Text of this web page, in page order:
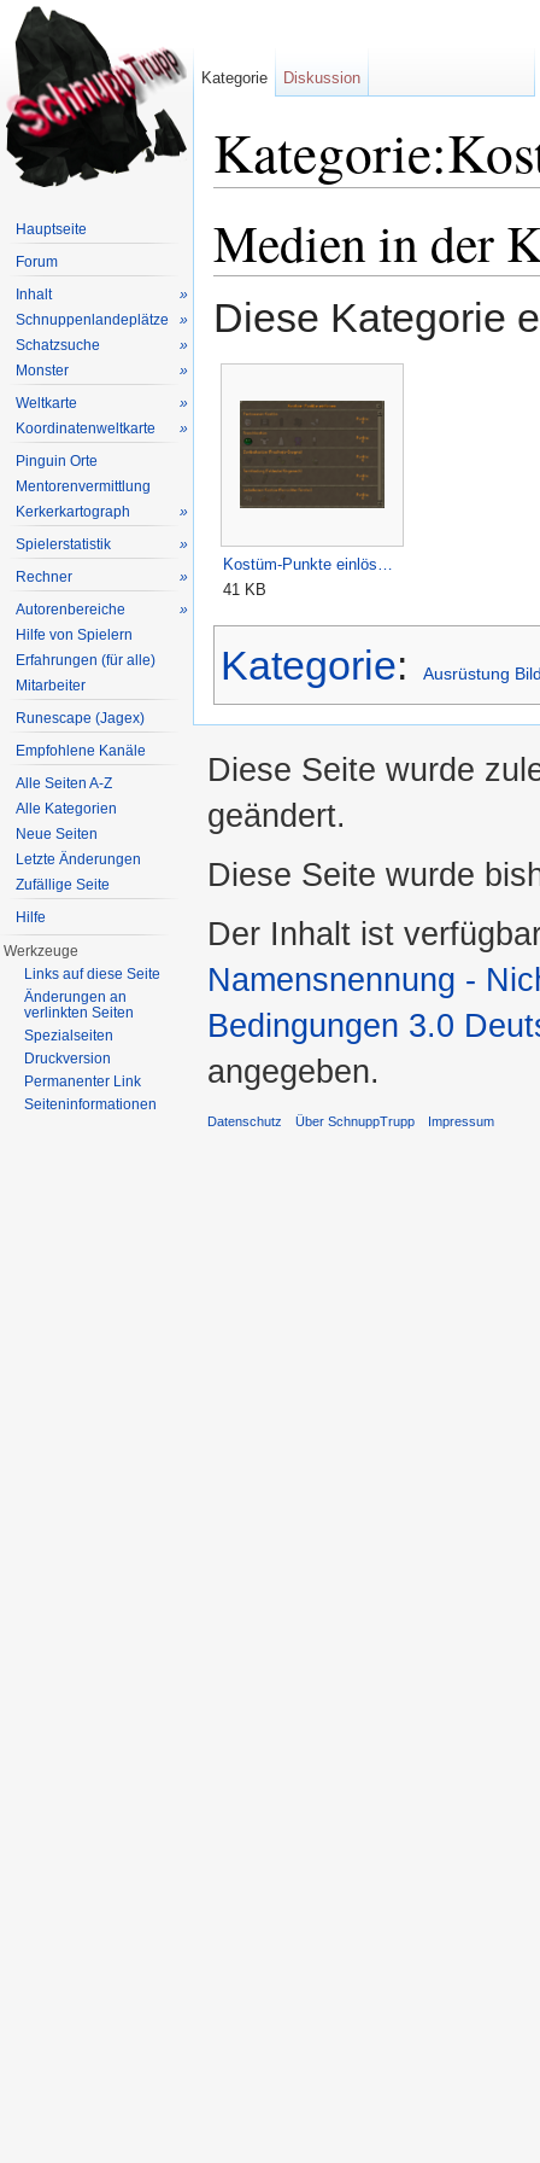
Medien in der
Diese Kategorie
Kostüm-Punkte einlös…
41 KB
Kategorie: Ausrüstung
Kategorie Diskussion
Hauptseite
Forum
Inhalt
»
Schnuppenlandeplätze
»
Schatzsuche
»
Monster
»
Weltkarte
»
Koordinatenweltkarte
»
Pinguin Orte
Mentorenvermittlung
Kerkerkartograph
»
Spielerstatistik
»
Rechner
»
Autorenbereiche
»
Hilfe von Spielern
Erfahrungen (für alle)
Mitarbeiter
Runescape (Jagex)
Empfohlene Kanäle
Alle Seiten A-Z
Alle Kategorien
Neue Seiten
Letzte Änderungen
Zufällige Seite
Hilfe
Werkzeuge
Links auf diese Seite
Änderungen an
verlinkten Seiten
Spezialseiten
Druckversion
Permanenter Link
Seiteninformationen
Diese Seite wurde
geändert.
Diese Seite wurde
Der Inhalt ist
Namensnennung -
Bedingungen 3.0
angegeben.
Datenschutz Über SchnuppTrupp Impressum